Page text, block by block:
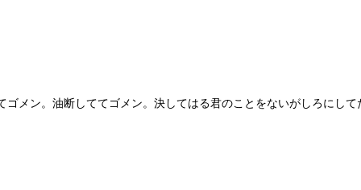
メン。油断しててゴメン。決してはる君のことをないがしろにし